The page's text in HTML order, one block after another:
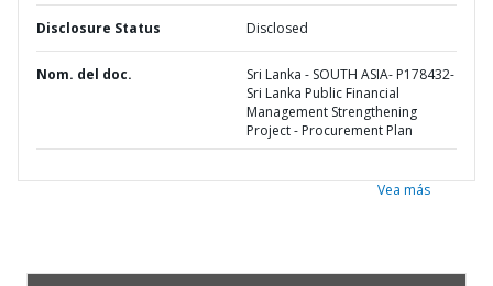
Disclosure Status Disclosed
Nom. del doc.
Sri Lanka - SOUTH ASIA- P178432-
Sri Lanka Public Financial
Management Strengthening
Project - Procurement Plan
Vea más